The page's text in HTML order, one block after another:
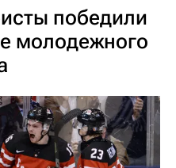
победили
молодежного